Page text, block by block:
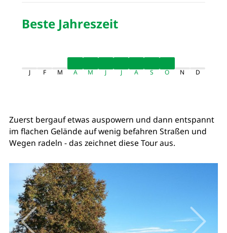
Beste Jahreszeit
J F M A M J J A S O N D
Zuerst bergauf etwas auspowern und dann entspannt
im flachen Gelände auf wenig befahren Straßen und
Wegen radeln - das zeichnet diese Tour aus.